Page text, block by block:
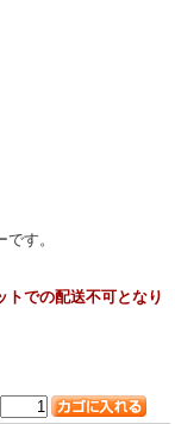
す。
トでの配送不可となり